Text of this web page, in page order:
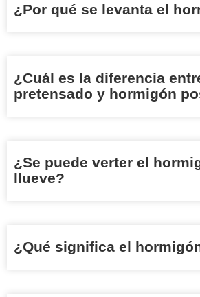
¿Por qué se levanta el
¿Cuál es la diferencia
pretensado y hormigón
¿Se puede verter el
llueve?
¿Qué significa el